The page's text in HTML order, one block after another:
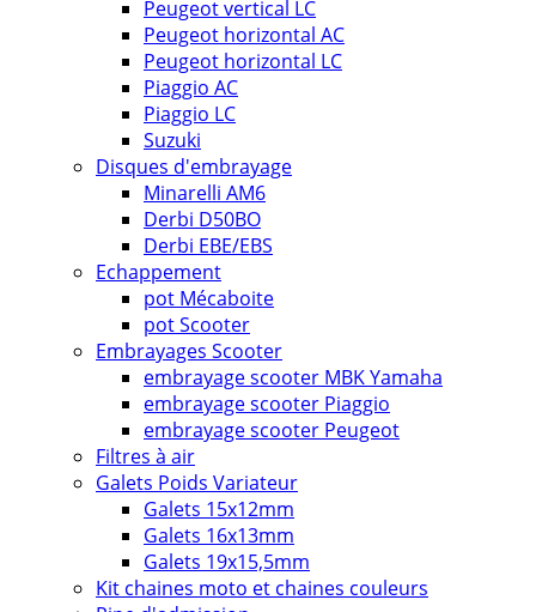
Peugeot vertical LC
Peugeot horizontal AC
Peugeot horizontal LC
Piaggio AC
Piaggio LC
Suzuki
Disques d'embrayage
Minarelli AM6
Derbi D50BO
Derbi EBE/EBS
Echappement
pot Mécaboite
pot Scooter
Embrayages Scooter
embrayage scooter MBK Yamaha
embrayage scooter Piaggio
embrayage scooter Peugeot
Filtres à air
Galets Poids Variateur
Galets 15x12mm
Galets 16x13mm
Galets 19x15,5mm
Kit chaines moto et chaines couleurs